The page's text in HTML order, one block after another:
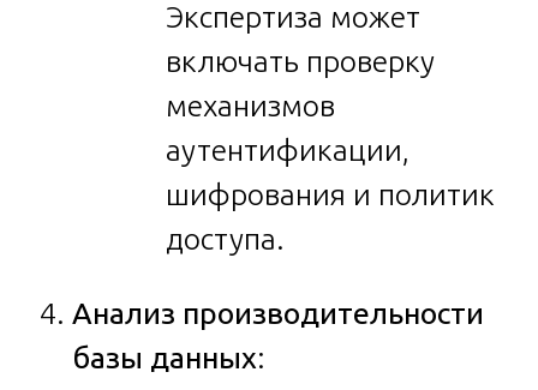
Экспертиза может
включать проверку
механизмов
аутентификации,
шифрования и политик
доступа.
Анализ производительности
базы данных: